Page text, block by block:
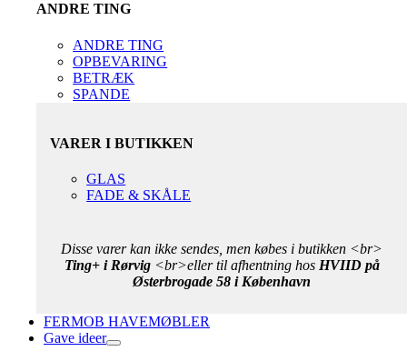
ANDRE TING
ANDRE TING
OPBEVARING
BETRÆK
SPANDE
VARER I BUTIKKEN
GLAS
FADE & SKÅLE
Disse varer kan ikke sendes, men købes i butikken <br>
Ting+ i Rørvig<br>eller til afhentning hos HVIID på
Østerbrogade 58 i København
FERMOB HAVEMØBLER
Gave ideer